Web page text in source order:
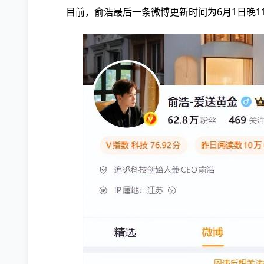
目前，俞浩最后一条微博更新时间为6月1日晚